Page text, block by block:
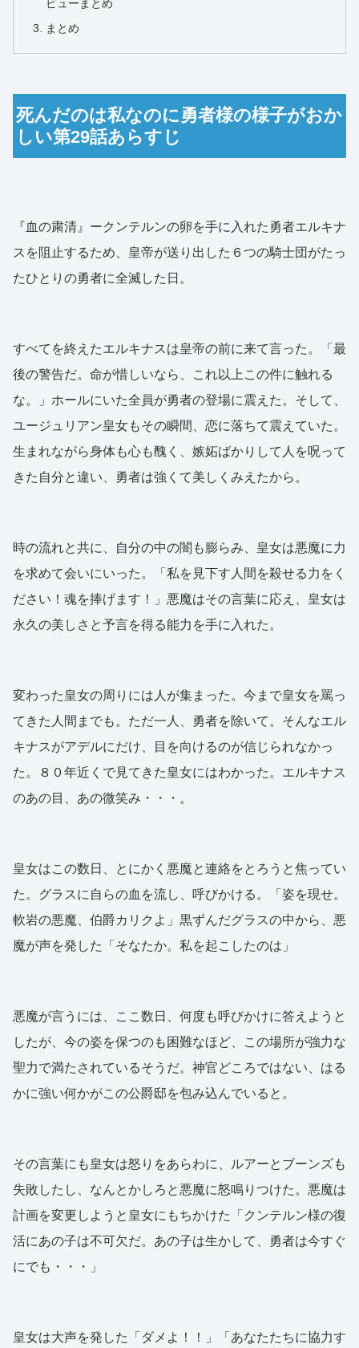
ビューまとめ
まとめ
死んだのは私なのに勇者様の様子がおか
しい第29話あらすじ
『血の粛清』ークンテルンの卵を手に入れた勇者エルキナ
スを阻止するため、皇帝が送り出した６つの騎士団がたっ
たひとりの勇者に全滅した日。
すべてを終えたエルキナスは皇帝の前に来て言った。「最
後の警告だ。命が惜しいなら、これ以上この件に触れる
な。」ホールにいた全員が勇者の登場に震えた。そして、
ユージュリアン皇女もその瞬間、恋に落ちて震えていた。
生まれながら身体も心も醜く、嫉妬ばかりして人を呪って
きた自分と違い、勇者は強くて美しくみえたから。
時の流れと共に、自分の中の闇も膨らみ、皇女は悪魔に力
を求めて会いにいった。「私を見下す人間を殺せる力をく
ださい！魂を捧げます！」悪魔はその言葉に応え、皇女は
永久の美しさと予言を得る能力を手に入れた。
変わった皇女の周りには人が集まった。今まで皇女を罵っ
てきた人間までも。ただ一人、勇者を除いて。そんなエル
キナスがアデルにだけ、目を向けるのが信じられなかっ
た。８０年近くで見てきた皇女にはわかった。エルキナス
のあの目、あの微笑み・・・。
皇女はこの数日、とにかく悪魔と連絡をとろうと焦ってい
た。グラスに自らの血を流し、呼びかける。「姿を現せ。
軟岩の悪魔、伯爵カリクよ」黒ずんだグラスの中から、悪
魔が声を発した「そなたか。私を起こしたのは」
悪魔が言うには、ここ数日、何度も呼びかけに答えようと
したが、今の姿を保つのも困難なほど、この場所が強力な
聖力で満たされているそうだ。神官どころではない、はる
かに強い何かがこの公爵邸を包み込んでいると。
その言葉にも皇女は怒りをあらわに、ルアーとブーンズも
失敗したし、なんとかしろと悪魔に怒鳴りつけた。悪魔は
計画を変更しようと皇女にもちかけた「クンテルン様の復
活にあの子は不可欠だ。あの子は生かして、勇者は今すぐ
にでも・・・」
皇女は大声を発した「ダメよ！！」「あなたたちに協力す